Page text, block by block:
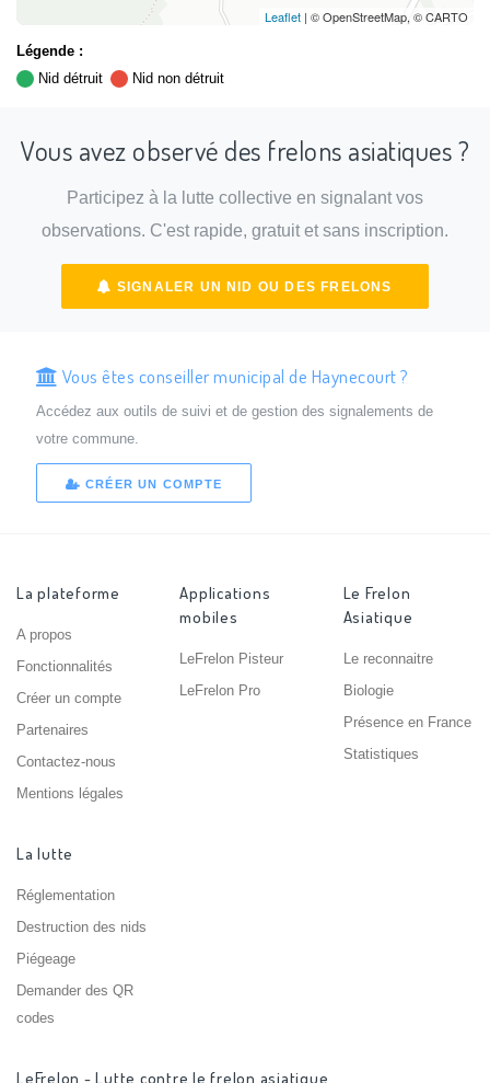
Leaflet | © OpenStreetMap, © CARTO
Légende :
Nid détruit
Nid non détruit
Vous avez observé des frelons asiatiques ?
Participez à la lutte collective en signalant vos
observations. C'est rapide, gratuit et sans inscription.
SIGNALER UN NID OU DES FRELONS
Vous êtes conseiller municipal de Haynecourt ?
Accédez aux outils de suivi et de gestion des signalements de
votre commune.
CRÉER UN COMPTE
La plateforme
A propos
Fonctionnalités
Créer un compte
Partenaires
Contactez-nous
Mentions légales
Applications
mobiles
LeFrelon Pisteur
LeFrelon Pro
Le Frelon
Asiatique
Le reconnaitre
Biologie
Présence en France
Statistiques
La lutte
Réglementation
Destruction des nids
Piégeage
Demander des QR
codes
LeFrelon - Lutte contre le frelon asiatique